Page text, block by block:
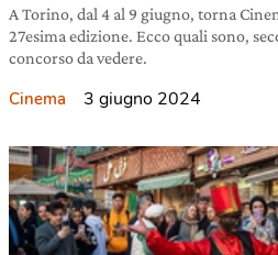
A Torino, dal 4 al 9 giugno, torna
27esima edizione. Ecco quali sono,
concorso da vedere.
Cinema 3 giugno 2024